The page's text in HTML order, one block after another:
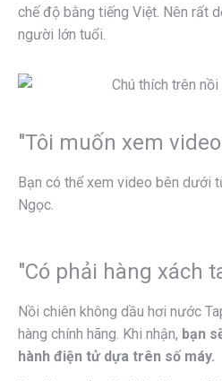
chế độ bằng tiếng Việt. Nên rất
người lớn tuổi.
"Tôi muốn xem
Bạn có thể xem video bên dưới
Ngọc.
"Có phải hàng xách
Nồi chiên không dầu hơi nước
hàng chính hãng. Khi nhận, bạn
hành điện tử dựa trên số máy.